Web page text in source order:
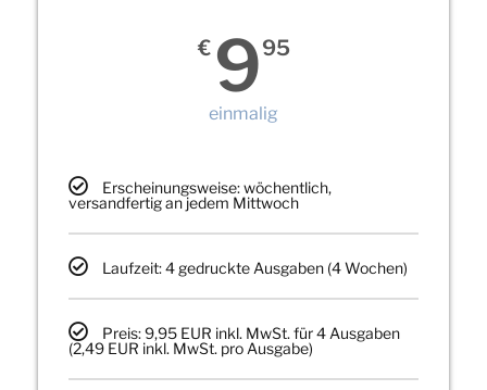
€ 995
einmalig
Erscheinungsweise: wöchentlich,
versandfertig an jedem Mittwoch
Laufzeit: 4 gedruckte Ausgaben (4 Wochen)
Preis: 9,95 EUR inkl. MwSt. für 4 Ausgaben
(2,49 EUR inkl. MwSt. pro Ausgabe)